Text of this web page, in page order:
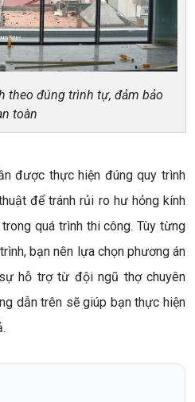
theo đúng trình tự, đảm bảo
toàn​​​​
được thực hiện đúng quy trình
để tránh rủi ro hư hỏng kính
quá trình thi công. Tùy từng
bạn nên lựa chọn phương án
hỗ trợ từ đội ngũ thợ chuyên
dẫn trên sẽ giúp bạn thực hiện